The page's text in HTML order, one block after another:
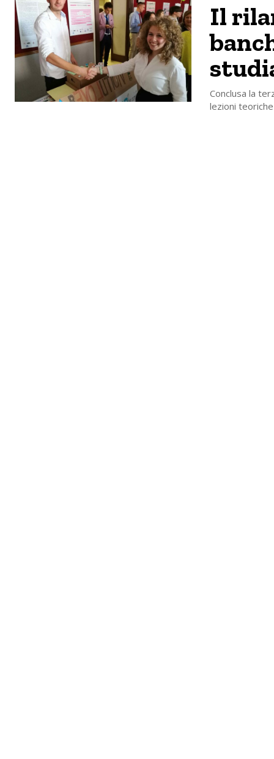
Il
Conclusa la
lezioni